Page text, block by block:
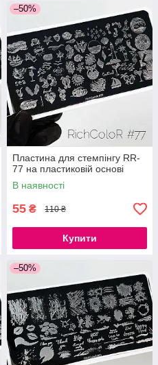
–50%
Пластина для стемпінгу RR-
77 на пластиковій основі
В наявності
55 ₴ 110 ₴
Купити
–50%